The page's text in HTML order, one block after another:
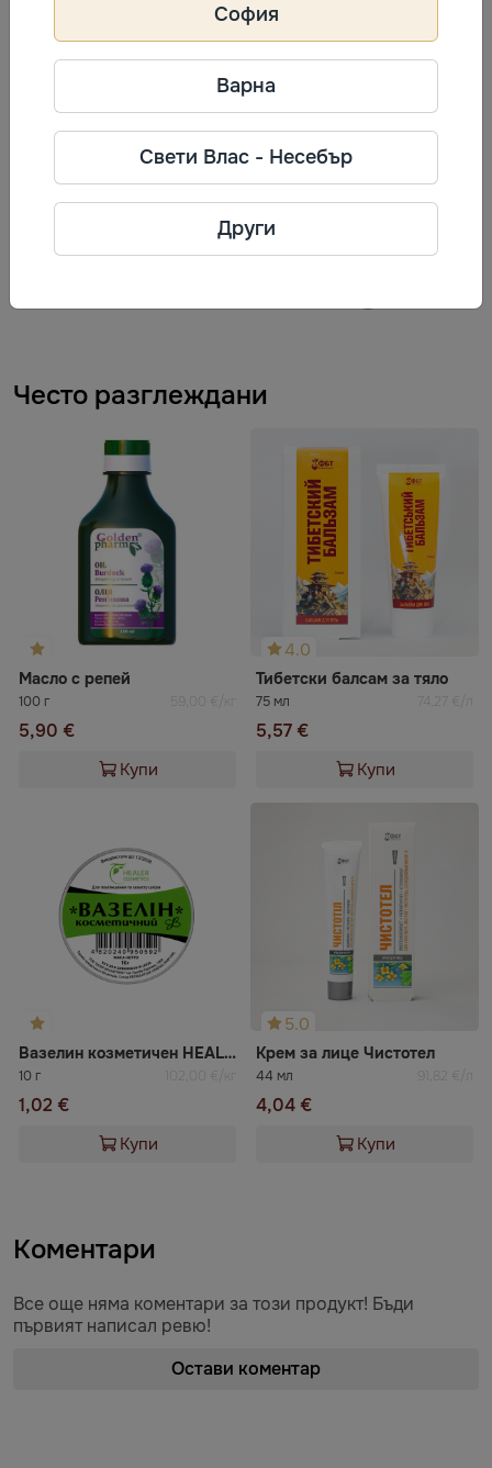
действие. Прилага се при дерматити, екземи,
невродермити, рани от залежаване. Ефективен е при
рани от удари, при термични, химични и лъчеви
изгаряния.
Информация за производител
Телефон: +38 (044) 501-04-98
Често разглеждани
Масло с репей
100 г 59,00 €/кг
5,90 €
Купи
4.0
Тибетски балсам за тяло
75 мл 74,27 €/л
5,57 €
Купи
Вазелин козметичен HEALER COSMETICS
10 г 102,00 €/кг
1,02 €
Купи
5.0
Крем за лице Чистотел
44 мл 91,82 €/л
4,04 €
Купи
Коментари
Все още няма коментари за този продукт! Бъди
първият написал ревю!
Остави коментар
София
Варна
Свети Влас - Несебър
Други